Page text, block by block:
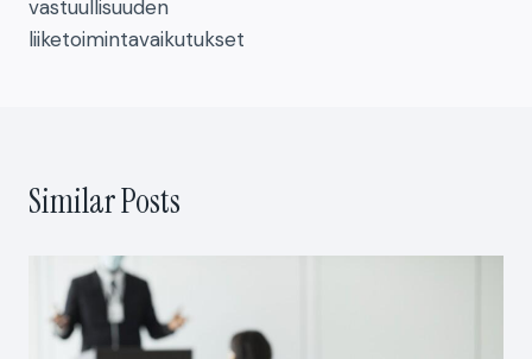
vastuullisuuden
liiketoimintavaikutukset
Similar Posts